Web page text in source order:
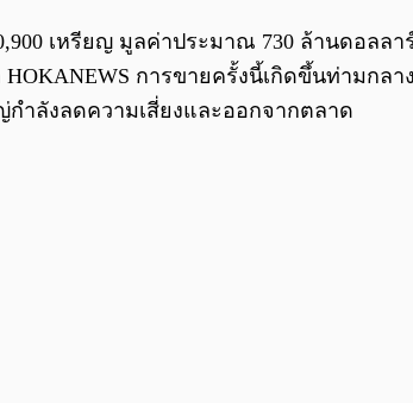
เหรียญ มูลค่าประมาณ 730 ล้านดอลล
การขายครั้งนี้เกิดขึ้นท่ามก
ำลังลดความเสี่ยงและออกจากตลาด